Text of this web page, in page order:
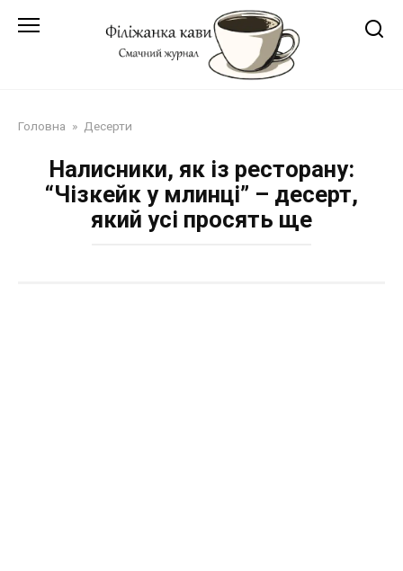
Головна » Десерти
Налисники, як із ресторану:
“Чізкейк у млинці” – десерт,
який усі просять ще